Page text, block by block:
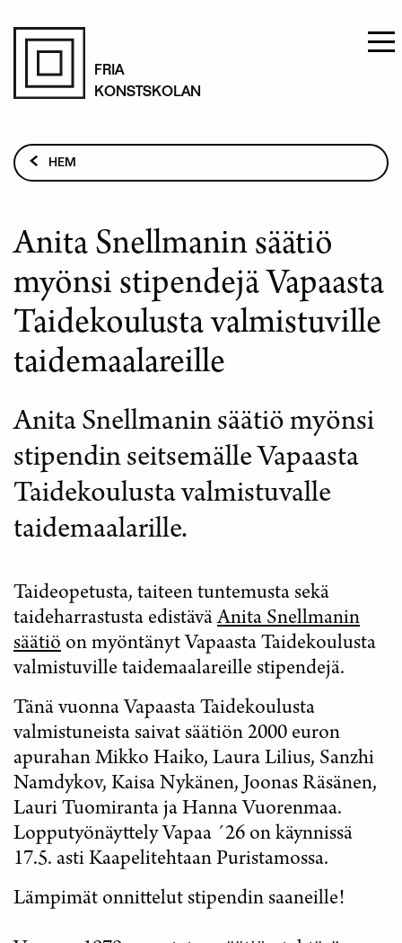
Hoppa
FRIA
KONSTSKOLAN
Länkstig
HEM
Anita Snellmanin säätiö
myönsi stipendejä Vapaasta
Taidekoulusta valmistuville
taidemaalareille
Anita Snellmanin säätiö myönsi
stipendin seitsemälle Vapaasta
Taidekoulusta valmistuvalle
taidemaalarille.
Taideopetusta, taiteen tuntemusta sekä
taideharrastusta edistäväAnita Snellmanin
säätiö on myöntänyt Vapaasta Taidekoulusta
valmistuville taidemaalareille stipendejä.
Tänä vuonna Vapaasta Taidekoulusta
valmistuneista saivat säätiön 2000 euron
apurahan Mikko Haiko, Laura Lilius, Sanzhi
Namdykov, Kaisa Nykänen, Joonas Räsänen,
Lauri Tuomiranta ja Hanna Vuorenmaa.
Lopputyönäyttely Vapaa ´26 on käynnissä
17.5. asti Kaapelitehtaan Puristamossa.
Lämpimät onnittelut stipendin saaneille!